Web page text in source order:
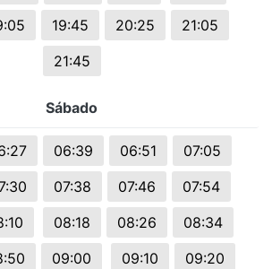
19:45 20:25
21:05
21:45
Sábado
06:39 06:51
07:05
07:38 07:46
07:54
08:18 08:26
08:34
09:00 09:10
09:20